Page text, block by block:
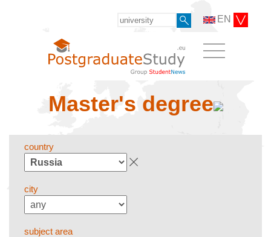
EN
Master's degree
country
city
subject area